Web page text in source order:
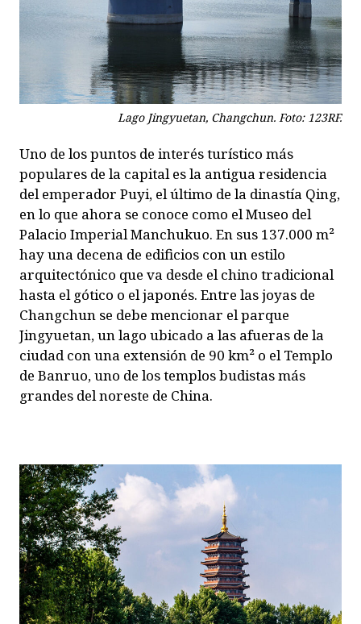
Lago Jingyuetan, Changchun. Foto: 123RF.
Uno de los puntos de interés turístico más
populares de la capital es la antigua residencia
del emperador Puyi, el último de la dinastía Qing,
en lo que ahora se conoce como el Museo del
Palacio Imperial Manchukuo. En sus 137.000 m²
hay una decena de edificios con un estilo
arquitectónico que va desde el chino tradicional
hasta el gótico o el japonés. Entre las joyas de
Changchun se debe mencionar el parque
Jingyuetan, un lago ubicado a las afueras de la
ciudad con una extensión de 90 km² o el Templo
de Banruo, uno de los templos budistas más
grandes del noreste de China.